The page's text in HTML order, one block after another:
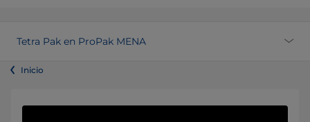
Tetra Pak en ProPak MENA
Inicio